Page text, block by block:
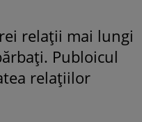
relații mai lungi
Publoicul
relațiilor